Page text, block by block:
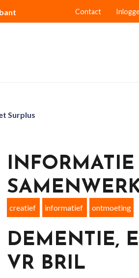
Contact
Surplus
creatief informatief ontmoeting
DEMENTIE,
VR BRIL